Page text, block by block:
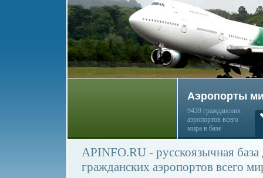
Аэропорты
9439 гражданских
аэропортов всего
мира в базе
APINFO.RU - русскоязычная
гражданских аэропортов всего